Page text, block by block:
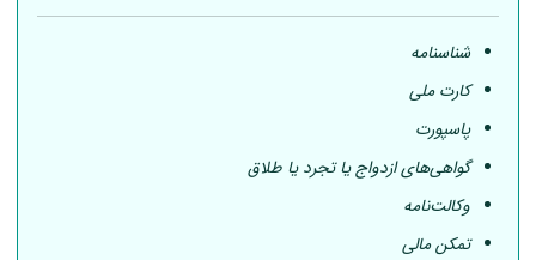
شناسنامه
کارت ملی
پاسپورت
گواهی‌های ازدواج یا تجرد یا طلاق
وکالت‌نامه
تمکن مالی